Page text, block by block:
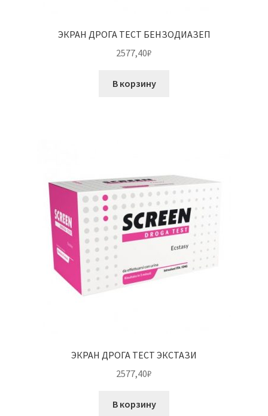
ЭКРАН ДРОГА ТЕСТ БЕНЗОДИАЗЕП
2577,40₽
В корзину
ЭКРАН ДРОГА ТЕСТ ЭКСТАЗИ
2577,40₽
В корзину